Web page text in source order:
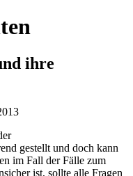
ihre
gestellt und doch kann
im Fall der Fälle zum
ist, sollte alle Fragen